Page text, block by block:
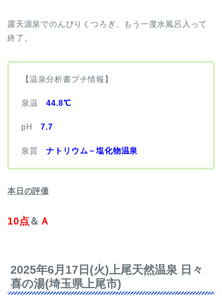
露天源泉でのんびりくつろぎ、もう一度水風呂入って
終了。
【温泉分析書プチ情報】
泉温44.8℃
pH7.7
泉質ナトリウム－塩化物温泉
本日の評価
10点 ＆ Ａ
2025年6月17日(火)上尾天然温泉 日々
喜の湯(埼玉県上尾市)